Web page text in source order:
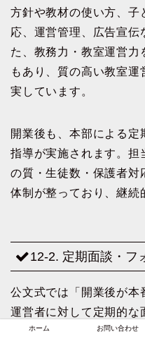
方針や教材の使い方、子
応、運営管理、広告宣伝
た、教務力・教室運営力
もあり、質の高い教室
実しています。
開業後も、本部による
指導が実施されます。担
の質・生徒数・保護者対
体制が整っており、継続
12-2. 定期面談・フ
公文式では「開業後が本
運営者に対して定期的な
す。特に生徒数の動向
ホーム お問い合わせ
プ